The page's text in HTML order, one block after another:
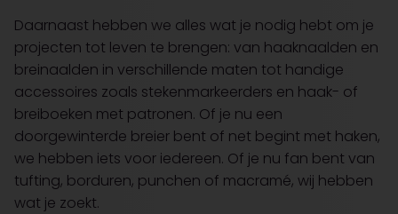
Daarnaast hebben we alles wat je nodig hebt om je
projecten tot leven te brengen: van haaknaalden en
breinaalden in verschillende maten tot handige
accessoires zoals stekenmarkeerders en haak- of
breiboeken met patronen. Of je nu een
doorgewinterde breier bent of net begint met haken,
we hebben iets voor iedereen. Of je nu fan bent van
tufting, borduren, punchen of macramé, wij hebben
wat je zoekt.